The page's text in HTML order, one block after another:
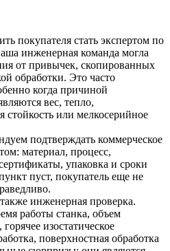
покупателя стать экспертом по
инженерная команда могла
от привычек, скопированных
обработки. Это часто
когда причиной
вес, тепло,
стойкость или мелкосерийное
подтверждать коммерческое
материал, процесс,
упаковка и сроки
пуст, покупатель еще не
инженерная проверка.
работы станка, объем
изостатическое
поверхностная обработка